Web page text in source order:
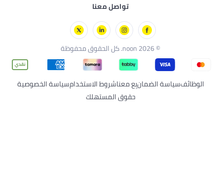
بِع معناشروط الاستخدامسياسة الخصوصية